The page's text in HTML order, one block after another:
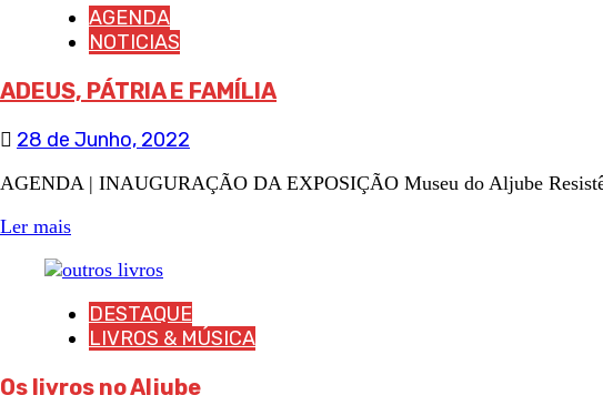
AGENDA
NOTICIAS
ADEUS, PÁTRIA E FAMÍLIA
28 de Junho, 2022
AGENDA | INAUGURAÇÃO DA EXPOSIÇÃO Museu do Aljube
Ler mais
DESTAQUE
LIVROS & MÚSICA
Os livros no Aljube